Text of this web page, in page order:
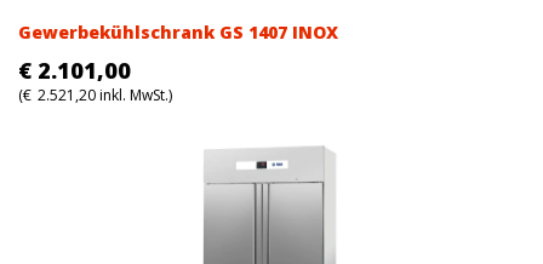
Gewerbekühlschrank GS 1407 INOX
€ 2.101,00
(€ 2.521,20inkl. MwSt.)